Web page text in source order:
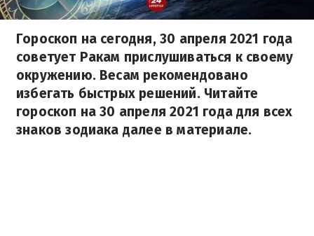
Гороскоп на сегодня, 30 апреля 2021 года
советует Ракам прислушиваться к своему
окружению. Весам рекомендовано
избегать быстрых решений. Читайте
гороскоп на 30 апреля 2021 года для всех
знаков зодиака далее в материале.